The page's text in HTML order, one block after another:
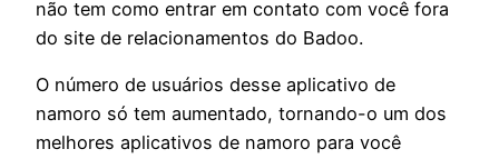
não tem como entrar em contato com você fora
do site de relacionamentos do Badoo.
O número de usuários desse aplicativo de
namoro só tem aumentado, tornando-o um dos
melhores aplicativos de namoro para você